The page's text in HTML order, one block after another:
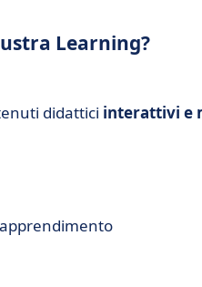
Learning?
didattici interattivi e